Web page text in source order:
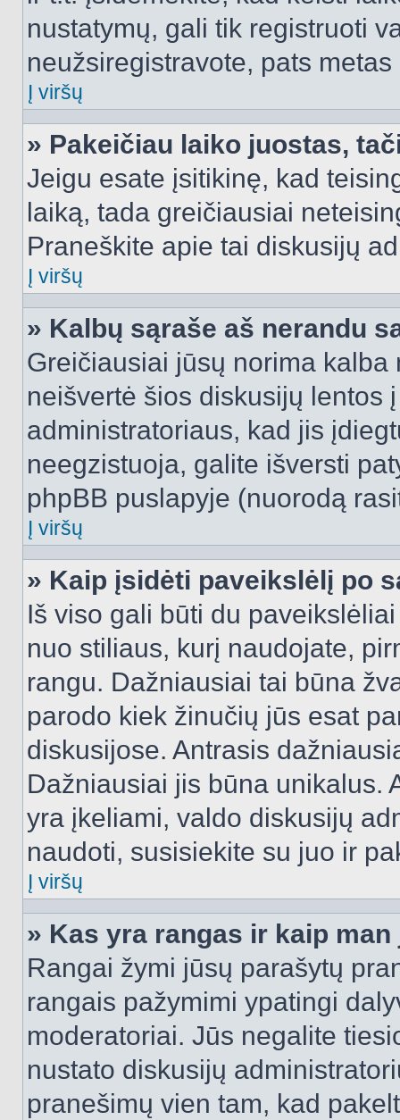
nustatymų, gali tik registruoti
neužsiregistravote, pats
Į viršų
» Pakeičiau laiko juostas,
Jeigu esate įsitikinę, kad
laiką, tada greičiausiai
Praneškite apie tai diskusijų
Į viršų
» Kalbų sąraše aš nerandu
Greičiausiai jūsų norima
neišvertė šios diskusijų lentos
administratoriaus, kad jis
neegzistuoja, galite išversti
phpBB puslapyje (nuorodą
Į viršų
» Kaip įsidėti paveikslėlį po
Iš viso gali būti du
nuo stiliaus, kurį naudojate,
rangu. Dažniausiai tai būna
parodo kiek žinučių jūs esat
diskusijose. Antrasis
Dažniausiai jis būna unikalus.
yra įkeliami, valdo diskusijų
naudoti, susisiekite su juo ir
Į viršų
» Kas yra rangas ir kaip
Rangai žymi jūsų parašytų
rangais pažymimi ypatingi
moderatoriai. Jūs negalite
nustato diskusijų
pranešimų vien tam, kad